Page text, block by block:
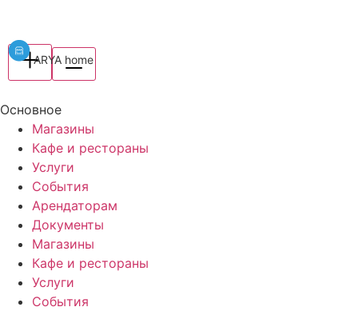
ARYA home
Основное
Магазины
Кафе и рестораны
Услуги
События
Арендаторам
Документы
Магазины
Кафе и рестораны
Услуги
События